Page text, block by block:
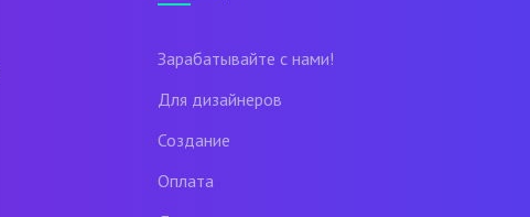
Зарабатывайте с нами!
Для дизайнеров
Создание
Оплата